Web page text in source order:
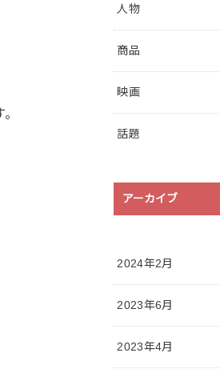
人物
商品
映画
話題
アーカイブ
2024年2月
2023年6月
2023年4月